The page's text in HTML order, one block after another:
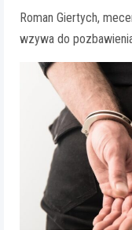
Roman Giertych,
wzywa do